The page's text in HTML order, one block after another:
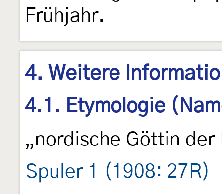
Frühjahr.
4. Weitere
4.1. Etymologie
„nordische Göttin der
Spuler 1 (1908: 27R)